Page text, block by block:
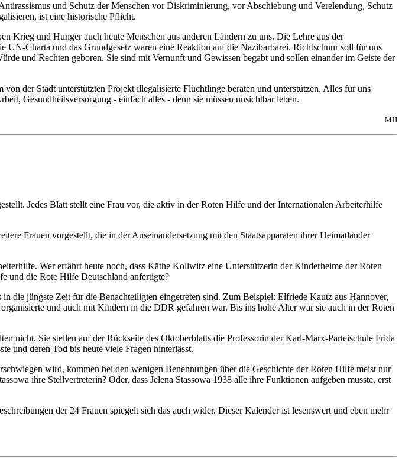
und Schutz der Menschen vor Diskriminierung, vor Abschiebung und Verelendung, Schutz
ist eine historische Pflicht.
Krieg und Hunger auch heute Menschen aus anderen Ländern zu uns. Die Lehre aus der
UN-Charta und das Grundgesetz waren eine Reaktion auf die Nazibarbarei. Richtschnur soll für uns
und Rechten geboren. Sie sind mit Vernunft und Gewissen begabt und sollen einander im Geiste der
der Stadt unterstützten Projekt illegalisierte Flüchtlinge beraten und unterstützen. Alles für uns
Gesundheitsversorgung - einfach alles - denn sie müssen unsichtbar leben.
MH
Jedes Blatt stellt eine Frau vor, die aktiv in der Roten Hilfe und der Internationalen Arbeiterhilfe
Frauen vorgestellt, die in der Auseinandersetzung mit den Staatsapparaten ihrer Heimatländer
Wer erfährt heute noch, dass Käthe Kollwitz eine Unterstützerin der Kinderheime der Roten
und die Rote Hilfe Deutschland anfertigte?
die jüngste Zeit für die Benachteiligten eingetreten sind. Zum Beispiel: Elfriede Kautz aus Hannover,
und auch mit Kindern in die DDR gefahren war. Bis ins hohe Alter war sie auch in der Roten
nicht. Sie stellen auf der Rückseite des Oktoberblatts die Professorin der Karl-Marx-Parteischule Frida
und deren Tod bis heute viele Fragen hinterlässt.
wird, kommen bei den wenigen Benennungen über die Geschichte der Roten Hilfe meist nur
ihre Stellvertreterin? Oder, dass Jelena Stassowa 1938 alle ihre Funktionen aufgeben musste, erst
der 24 Frauen spiegelt sich das auch wider. Dieser Kalender ist lesenswert und eben mehr